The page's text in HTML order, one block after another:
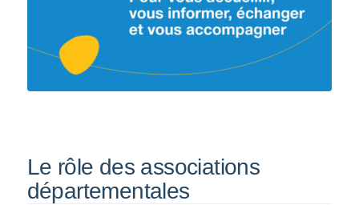
Le rôle des associations
départementales